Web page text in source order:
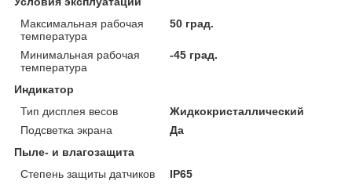
Максимальная рабочая
температура
50 град.
Минимальная рабочая
температура
-45 град.
Индикатор
Тип дисплея весов
Жидкокристаллический
Подсветка экрана
Да
Пыле- и влагозащита
Степень защиты датчиков
IP65